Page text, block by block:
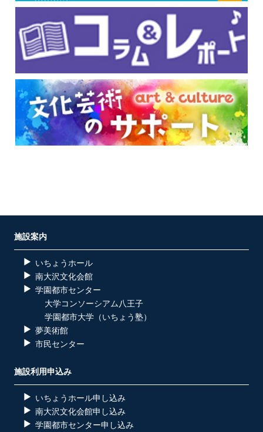
施設案内
いちょうホール
南大沢文化会館
学園都市センター
大学コンソーシアム八王子
学園都市大学（いちょう塾）
夢美術館
市民センター
施設利用申込み
いちょうホール申し込み
南大沢文化会館申し込み
学園都市センター申し込み